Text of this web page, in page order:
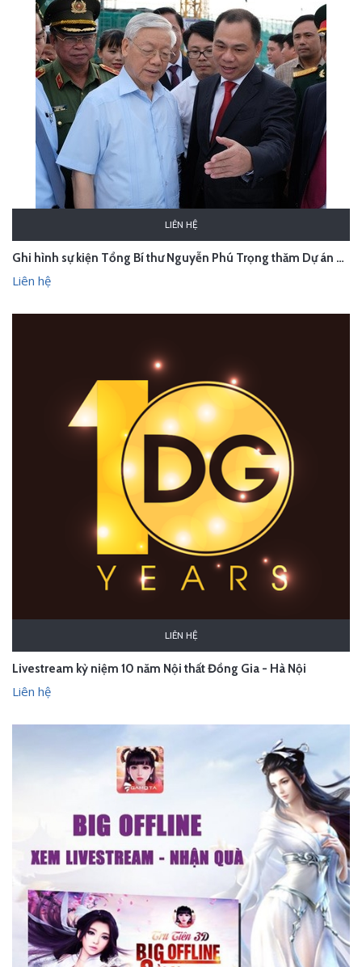
LIÊN HỆ
Ghi hình sự kiện Tổng Bí thư Nguyễn Phú Trọng thăm Dự án VinFast - Hải Phòng
Liên hệ
LIÊN HỆ
Livestream kỷ niệm 10 năm Nội thất Đồng Gia - Hà Nội
Liên hệ